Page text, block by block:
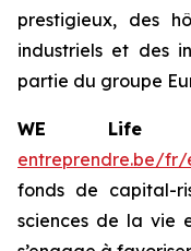
prestigieux, des
industriels et des
partie du groupe
WE Life
entreprendre.be/
fonds de capital-
sciences de la vie